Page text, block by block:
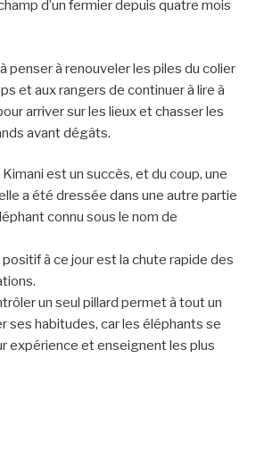
d’un fermier depuis quatre mois
penser à renouveler les piles du colier
et aux rangers de continuer à lire à
arriver sur les lieux et chasser les
avant dégâts.
Kimani est un succès, et du coup, une
a été dressée dans une autre partie
connu sous le nom de
positif à ce jour est la chute rapide des
un seul pillard permet à tout un
ses habitudes, car les éléphants se
expérience et enseignent les plus